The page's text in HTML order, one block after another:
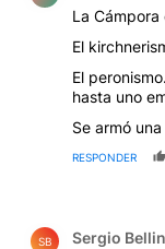
La
El
El
hasta uno
Se armó
RESPONDER
SB Sergio